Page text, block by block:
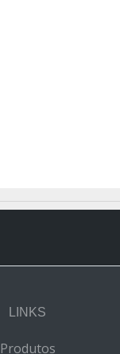
LINKS
Produtos